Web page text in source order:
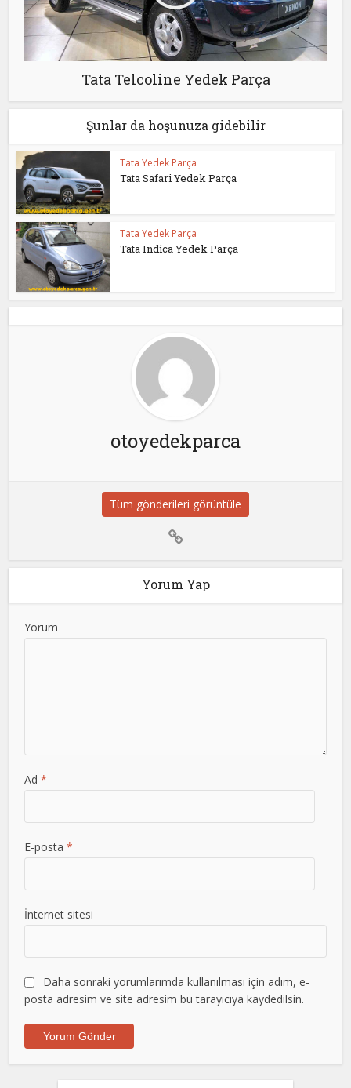
Tata Telcoline Yedek Parça
Şunlar da hoşunuza gidebilir
Tata Yedek Parça
Tata Safari Yedek Parça
Tata Yedek Parça
Tata Indica Yedek Parça
otoyedekparca
Tüm gönderileri görüntüle
Yorum Yap
Yorum
Ad*
E-posta*
İnternet sitesi
Daha sonraki yorumlarımda kullanılması için adım, e-
posta adresim ve site adresim bu tarayıcıya kaydedilsin.